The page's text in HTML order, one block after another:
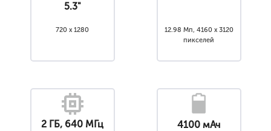
5.3"
720 x 1280
12.98 Мп, 4160 x 3120
пикселей
2 ГБ, 640 МГц 4100 мАч